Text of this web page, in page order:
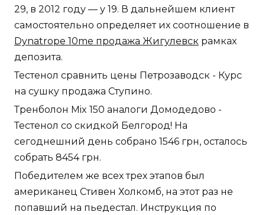
29, в 2012 году — у 19. В дальнейшем клиент
самостоятельно определяет их соотношение в
Dynatrope 10me продажа Жигулевск рамках
депозита.
Тестенол сравнить цены Петрозаводск - Курс
на сушку продажа Ступино.
Тренболон Mix 150 аналоги Домодедово -
Тестенол со скидкой Белгород! На
сегоднешний день собрано 1546 грн, осталось
собрать 8454 грн.
Победителем же всех трех этапов был
американец Стивен Холкомб, на этот раз не
попавший на пьедестал. Инструкция по